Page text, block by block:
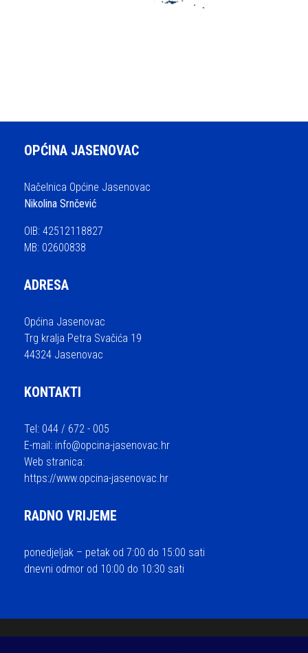
OPĆINA JASENOVAC
Načelnica Općine Jasenovac
Nikolina Srnčević
OIB: 42512118827
MB: 02600838
ADRESA
Općina Jasenovac
Trg kralja Petra Svačića 19
44324 Jasenovac
KONTAKTI
Tel: 044 / 672 - 005
E-mail: info@opcina-jasenovac.hr
Web stranica:
https://www.opcina-jasenovac.hr
RADNO VRIJEME
ponedjeljak – petak od 7:00 do 15:00 sati
dnevni odmor od 10:00 do 10:30 sati